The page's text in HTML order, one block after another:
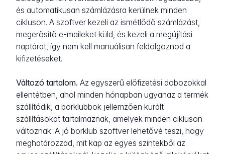
és automatikusan számlázásra kerülnek minden
cikluson. A szoftver kezeli az ismétlődő számlázást,
megerősítő e-maileket küld, és kezeli a megújítási
naptárat, így nem kell manuálisan feldolgoznod a
kifizetéseket.
Változó tartalom. Az egyszerű előfizetési dobozokkal
ellentétben, ahol minden hónapban ugyanaz a termék
szállítódik, a borklubbok jellemzően kurált
szállításokat tartalmaznak, amelyek minden cikluson
változnak. A jó borklub szoftver lehetővé teszi, hogy
meghatározzad, mit kap az egyes szintekből az